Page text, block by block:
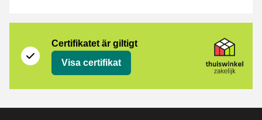
Certifikatet är giltigt
Visa certifikat